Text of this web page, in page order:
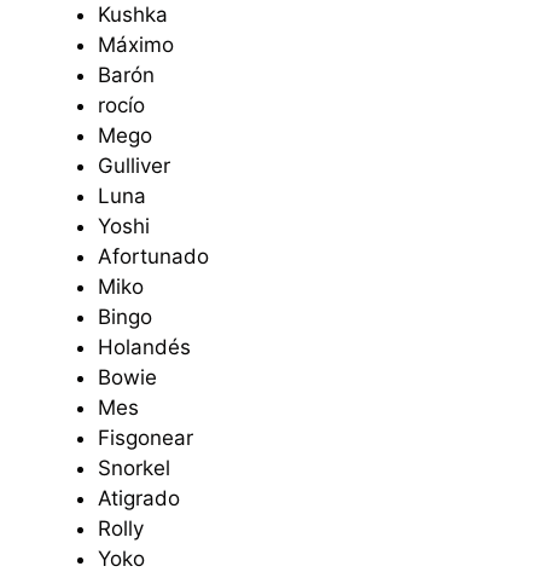
Kushka
Máximo
Barón
rocío
Mego
Gulliver
Luna
Yoshi
Afortunado
Miko
Bingo
Holandés
Bowie
Mes
Fisgonear
Snorkel
Atigrado
Rolly
Yoko